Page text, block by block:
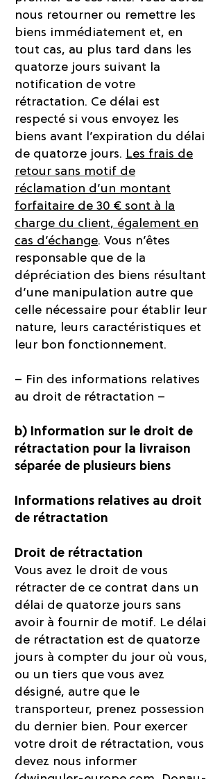
nous retourner ou remettre les
biens immédiatement et, en
tout cas, au plus tard dans les
quatorze jours suivant la
notification de votre
rétractation. Ce délai est
respecté si vous envoyez les
biens avant l’expiration du délai
de quatorze jours. Les frais de
retour sans motif de
réclamation d’un montant
forfaitaire de 30 € sont à la
charge du client, également en
cas d’échange. Vous n’êtes
responsable que de la
dépréciation des biens résultant
d’une manipulation autre que
celle nécessaire pour établir leur
nature, leurs caractéristiques et
leur bon fonctionnement.
– Fin des informations relatives
au droit de rétractation –
b) Information sur le droit de
rétractation pour la livraison
séparée de plusieurs biens
Informations relatives au droit
de rétractation
Droit de rétractation
Vous avez le droit de vous
rétracter de ce contrat dans un
délai de quatorze jours sans
avoir à fournir de motif. Le délai
de rétractation est de quatorze
jours à compter du jour où vous,
ou un tiers que vous avez
désigné, autre que le
transporteur, prenez possession
du dernier bien. Pour exercer
votre droit de rétractation, vous
devez nous informer